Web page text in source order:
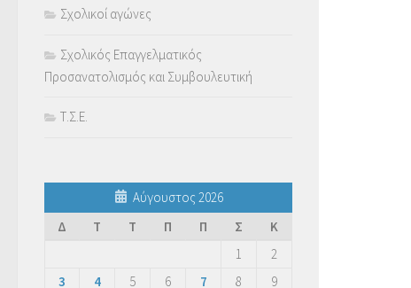
Σχολικοί αγώνες
Σχολικός Επαγγελματικός
Προσανατολισμός και Συμβουλευτική
Τ.Σ.Ε.
Αύγουστος 2026
Δ
Τ Τ Π Π Σ
Κ
1
2
3
4 5 6 7 8 9